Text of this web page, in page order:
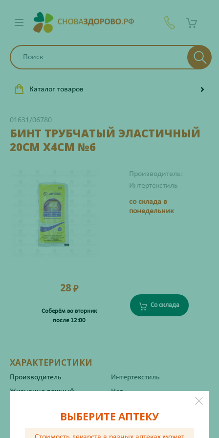
Каталог товаров
01631/06780
БИНТ ТРУБЧАТЫЙ ЭЛАСТИЧНЫЙ
20СМ Х4СМ №6
Производитель:
Интертекстиль
со склада в
понедельник
28 ₽
Соберём во вторник
после 12:00
Со склада
ХАРАКТЕРИСТИКИ
Производитель
Интертекстиль
Жизненно важный
Нет
Инструкция по применению
ВЫБЕРИТЕ АПТЕКУ